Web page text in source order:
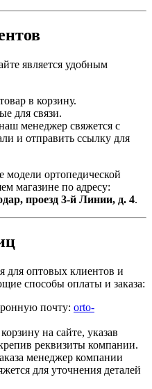
является удобным
в корзину.
для связи.
менеджер свяжется с
и отправить ссылку для
ортопедической
магазине по адресу:
проезд 3-й Линии, д. 4.
для оптовых клиентов и
способы оплаты и заказа:
почту: orto-
на сайте, указав
реквизиты компании.
менеджер компании
для уточнения деталей